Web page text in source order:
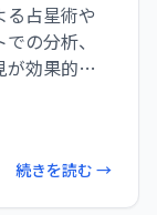
占星術や
の分析、
効果的で
共同作業に
固にする
を与えて
続きを読む →